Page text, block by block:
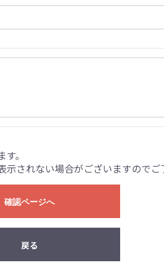
。
されない場合がございますのでご
確認ページへ
戻る